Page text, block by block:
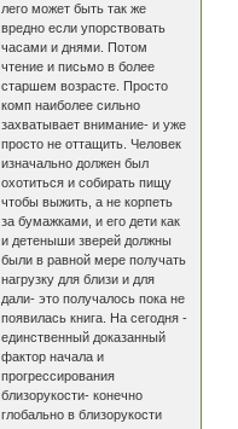
лего может быть так же
вредно если упорствовать
часами и днями. Потом
чтение и письмо в более
старшем возрасте. Просто
комп наиболее сильно
захватывает внимание- и уже
просто не оттащить. Человек
изначально должен был
охотиться и собирать пищу
чтобы выжить, а не корпеть
за бумажками, и его дети как
и детеныши зверей должны
были в равной мере получать
нагрузку для близи и для
дали- это получалось пока не
появилась книга. На сегодня -
единственный доказанный
фактор начала и
прогрессирования
близорукости- конечно
глобально в близорукости